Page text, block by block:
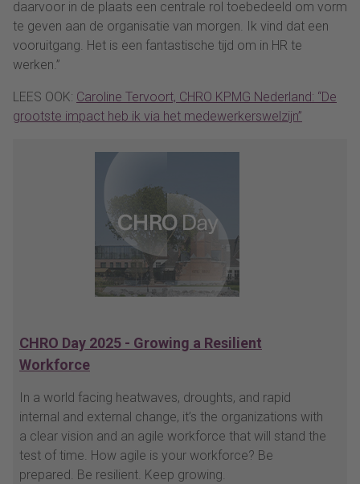
daarvoor in de plaats een centrale rol toebedeeld om vorm
te geven aan de organisatie van morgen. Ik vind dat een
vooruitgang. Het is een fantastische tijd om in HR te
werken.”
LEES OOK: Caroline Tervoort, CHRO KPMG Nederland: “De
grootste impact heb ik via het medewerkerswelzijn”
CHRO Day 2025 - Growing a Resilient
Workforce
In a world facing heatwaves, droughts, and rapid
internal and external change, it’s the organizations with
a clear vision and an agile workforce that will stand the
test of time. How agile is your workforce? Be
prepared. Be resilient. Keep growing.